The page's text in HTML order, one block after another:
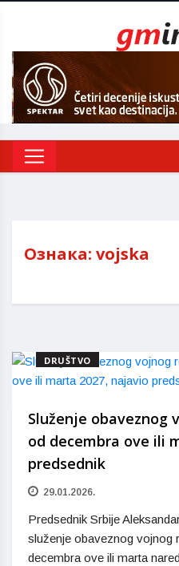
Ознака: vojska
DRUŠTVO
Služenje obaveznog
od decembra ove ili
predsednik
29.01.2026.
Predsednik Srbije
služenje obaveznog vojnog
decembra ove ili marta